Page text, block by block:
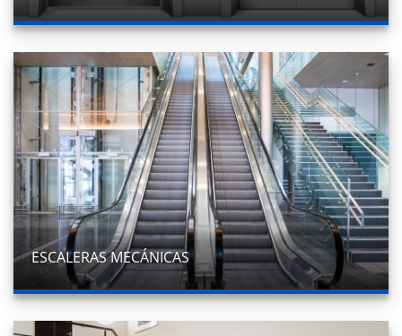
ESCALERAS MECÁNICAS